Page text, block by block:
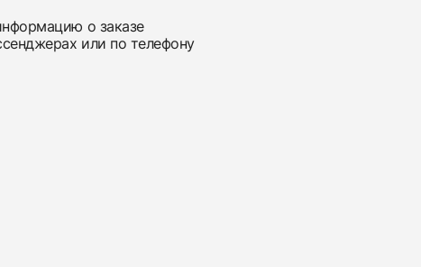
о заказе
или по телефону